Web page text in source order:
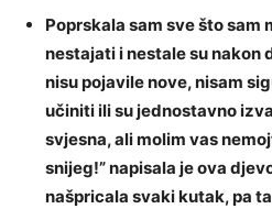
Poprskala sam sve što sam
nestajati i nestale su nakon
nisu pojavile nove, nisam
učiniti ili su jednostavno
svjesna, ali molim vas
snijeg!” napisala je ova
našpricala svaki kutak, pa